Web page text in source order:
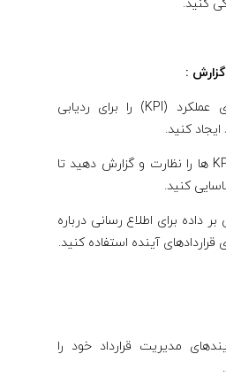
کنید.
* شاخص های کلیدی عملکرد (KPI) را برای ردیابی
ایجاد کنید.
* به طور منظم این KPI ها را نظارت و گزارش دهید تا
کنید.
داده برای اطلاع رسانی درباره
آینده استفاده کنید.
مدیریت قرارداد خود را